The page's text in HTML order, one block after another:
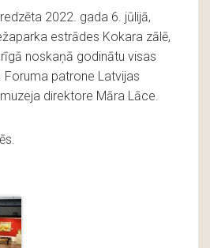
2022. gada 6. jūlijā,
estrādes Kokara zālē,
noskaņā godinātu visas
patrone Latvijas
direktore Māra Lāce.